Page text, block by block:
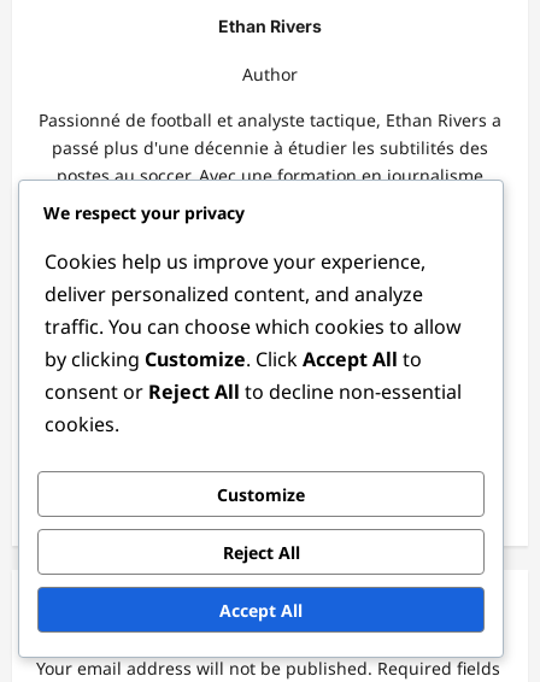
Ethan Rivers
Author
Passionné de football et analyste tactique, Ethan Rivers a
passé plus d'une décennie à étudier les subtilités des
postes au soccer. Avec une formation en journalisme
sportif, il allie son amour du jeu à un talent pour la
narration, aidant les fans à comprendre les stratégies
qui rendent le football si captivant.
View All Posts
s
t
a
Previous:
Attaquant : Marquage de buts, Positionnement, Finition
Your email address will not be published. Required fields
We respect your privacy
Cookies help us improve your experience,
deliver personalized content, and analyze
traffic. You can choose which cookies to allow
by clicking Customize. ClickAccept All to
consent or Reject All to decline non-essential
cookies.
Customize
Reject All
Accept All